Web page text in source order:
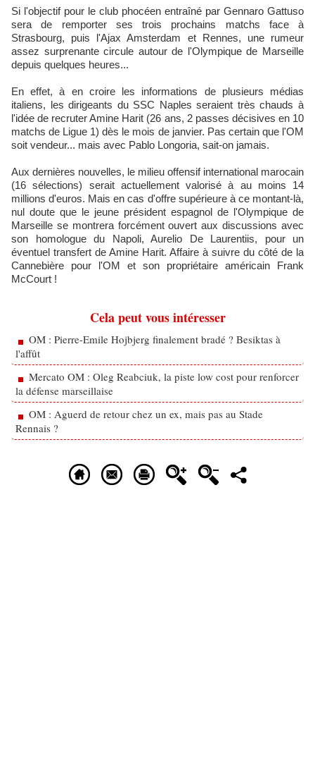
Si l'objectif pour le club phocéen entraîné par Gennaro Gattuso
sera de remporter ses trois prochains matchs face à
Strasbourg, puis l'Ajax Amsterdam et Rennes, une rumeur
assez surprenante circule autour de l'Olympique de Marseille
depuis quelques heures...
En effet, à en croire les informations de plusieurs médias
italiens, les dirigeants du SSC Naples seraient très chauds à
l'idée de recruter Amine Harit (26 ans, 2 passes décisives en 10
matchs de Ligue 1) dès le mois de janvier. Pas certain que l'OM
soit vendeur... mais avec Pablo Longoria, sait-on jamais.
Aux dernières nouvelles, le milieu offensif international marocain
(16 sélections) serait actuellement valorisé à au moins 14
millions d'euros. Mais en cas d'offre supérieure à ce montant-là,
nul doute que le jeune président espagnol de l'Olympique de
Marseille se montrera forcément ouvert aux discussions avec
son homologue du Napoli, Aurelio De Laurentiis, pour un
éventuel transfert de Amine Harit. Affaire à suivre du côté de la
Cannebière pour l'OM et son propriétaire américain Frank
McCourt !
Cela peut vous intéresser
OM : Pierre-Emile Hojbjerg finalement bradé ? Besiktas à
l'affût
Mercato OM : Oleg Reabciuk, la piste low cost pour renforcer
la défense marseillaise
OM : Aguerd de retour chez un ex, mais pas au Stade
Rennais ?